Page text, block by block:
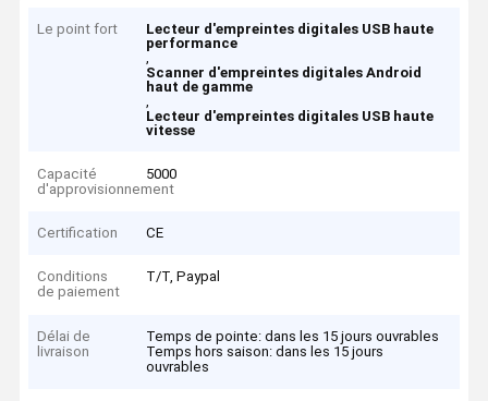
Le point fort
Lecteur d'empreintes digitales USB haute
performance
,
Scanner d'empreintes digitales Android
haut de gamme
,
Lecteur d'empreintes digitales USB haute
vitesse
Capacité
d'approvisionnement
5000
Certification CE
Conditions
de paiement
T/T, Paypal
Délai de
livraison
Temps de pointe: dans les 15 jours ouvrables
Temps hors saison: dans les 15 jours
ouvrables